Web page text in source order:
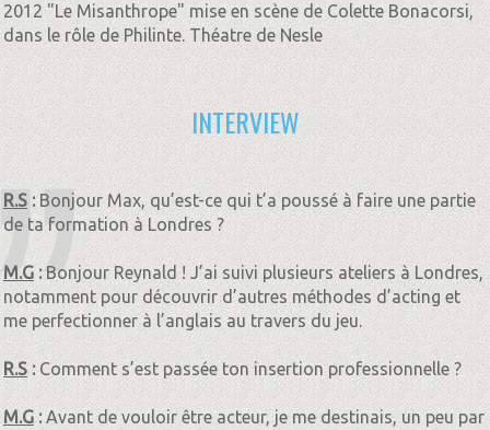
2012 "Le Misanthrope" mise en scène de Colette Bonacorsi,
dans le rôle de Philinte. Théatre de Nesle
INTERVIEW
R.S : Bonjour Max, qu’est-ce qui t’a poussé à faire une partie
de ta formation à Londres ?
M.G:Bonjour Reynald ! J’ai suivi plusieurs ateliers à Londres,
notamment pour découvrir d’autres méthodes d’acting et
me perfectionner à l’anglais au travers du jeu.
R.S:Comment s’est passée ton insertion professionnelle ?
M.G :Avant de vouloir être acteur, je me destinais, un peu par